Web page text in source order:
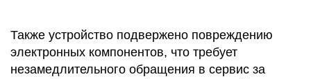
Также устройство подвержено повреждению
электронных компонентов, что требует
незамедлительного обращения в сервис за